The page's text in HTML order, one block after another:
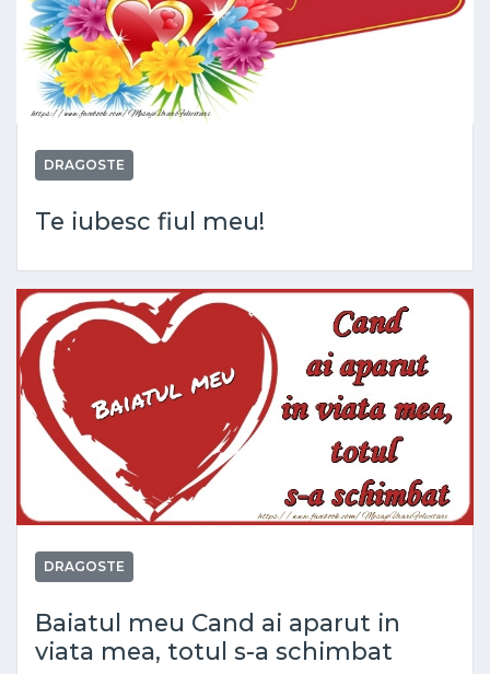
DRAGOSTE
Te iubesc fiul meu!
DRAGOSTE
Baiatul meu Cand ai aparut in
viata mea, totul s-a schimbat